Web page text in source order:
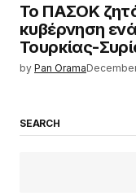
Το ΠΑΣΟΚ
κυβέρνηση
Τουρκίας-
by Pan Orama
SEARCH